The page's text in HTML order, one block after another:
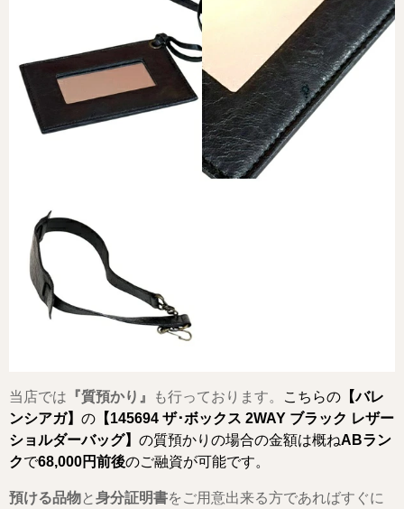
当店では 『質預かり』 も行っております。 こちらの 【バレ
ンシアガ】 の 【145694 ザ･ボックス 2WAY ブラック レザー
ショルダーバッグ】 の質預かりの場合の金額は概ねABラン
クで68,000円前後のご融資が可能です。
預ける品物と身分証明書をご用意出来る方であればすぐに